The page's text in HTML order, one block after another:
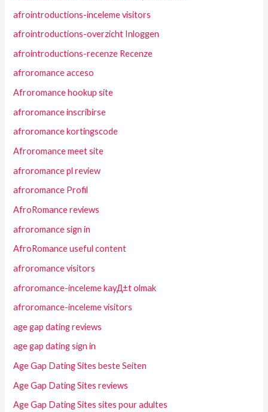
afrointroductions-inceleme visitors
afrointroductions-overzicht Inloggen
afrointroductions-recenze Recenze
afroromance acceso
Afroromance hookup site
afroromance inscribirse
afroromance kortingscode
Afroromance meet site
afroromance pl review
afroromance Profil
AfroRomance reviews
afroromance sign in
AfroRomance useful content
afroromance visitors
afroromance-inceleme kayД±t olmak
afroromance-inceleme visitors
age gap dating reviews
age gap dating sign in
Age Gap Dating Sites beste Seiten
Age Gap Dating Sites reviews
Age Gap Dating Sites sites pour adultes